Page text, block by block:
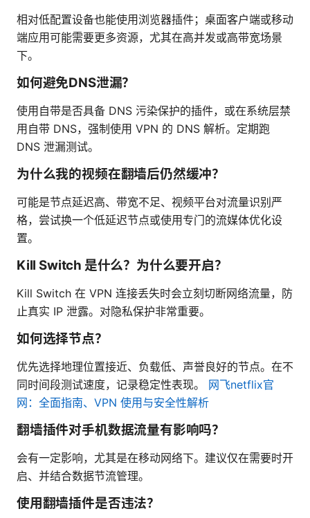
相对低配置设备也能使用浏览器插件；桌面客户端或移动
端应用可能需要更多资源，尤其在高并发或高带宽场景
下。
如何避免DNS泄漏？
使用自带是否具备 DNS 污染保护的插件，或在系统层禁
用自带 DNS，强制使用 VPN 的 DNS 解析。定期跑
DNS 泄漏测试。
为什么我的视频在翻墙后仍然缓冲？
可能是节点延迟高、带宽不足、视频平台对流量识别严
格，尝试换一个低延迟节点或使用专门的流媒体优化设
置。
Kill Switch 是什么？为什么要开启？
Kill Switch 在 VPN 连接丢失时会立刻切断网络流量，防
止真实 IP 泄露。对隐私保护非常重要。
如何选择节点？
优先选择地理位置接近、负载低、声誉良好的节点。在不
同时间段测试速度，记录稳定性表现。 网飞netflix官
网：全面指南、VPN 使用与安全性解析
翻墙插件对手机数据流量有影响吗？
会有一定影响，尤其是在移动网络下。建议仅在需要时开
启、并结合数据节流管理。
使用翻墙插件是否违法？